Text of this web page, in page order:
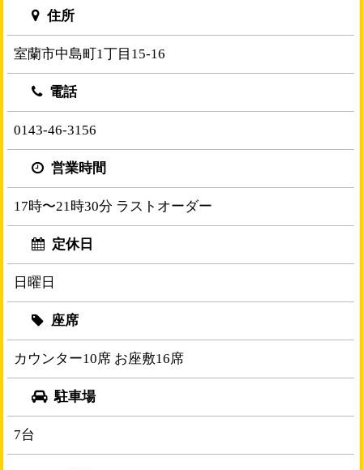
住所
室蘭市中島町1丁目15-16
電話
0143-46-3156
営業時間
17時〜21時30分 ラストオーダー
定休日
日曜日
座席
カウンター10席 お座敷16席
駐車場
7台